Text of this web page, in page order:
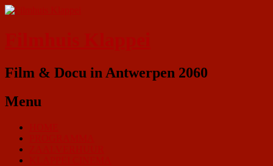
Film & Docu in Antwerpen 2060
Menu